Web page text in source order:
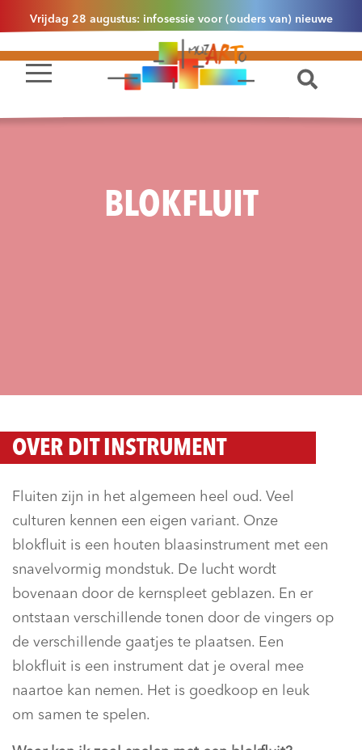
Vrijdag 28 augustus: infosessie voor (ouders van) nieuwe
leerlingen 2.1 om 13u30 in Essen
BLOKFLUIT
OVER DIT INSTRUMENT
Fluiten zijn in het algemeen heel oud. Veel
culturen kennen een eigen variant. Onze
blokfluit is een houten blaasinstrument met een
snavelvormig mondstuk. De lucht wordt
bovenaan door de kernspleet geblazen. En er
ontstaan verschillende tonen door de vingers op
de verschillende gaatjes te plaatsen. Een
blokfluit is een instrument dat je overal mee
naartoe kan nemen. Het is goedkoop en leuk
om samen te spelen.